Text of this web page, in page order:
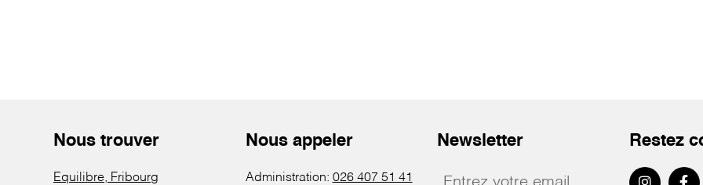
Nous trouver
Equilibre, Fribourg
Nous appeler
Administration: 026 407 51 41
Newsletter Restez